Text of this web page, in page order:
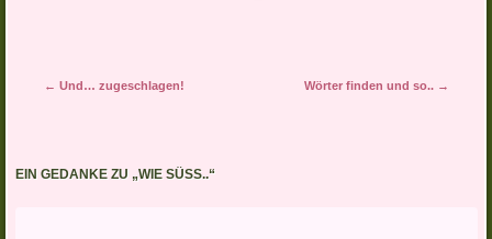
Artikel-Navigation
← Und… zugeschlagen! Wörter finden und so.. →
EIN GEDANKE ZU „WIE SÜSS.. “